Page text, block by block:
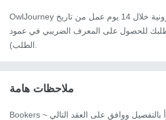
OwlJourney سيتم إصدار فاتورة إلكترونية خلال 14 يوم عمل من تاريخ
للحصول على المعرف الضريبي في عمود
ملاحظات هامة
Bookers ~ اقرأ بالتفصيل ووافق على العقد التالي